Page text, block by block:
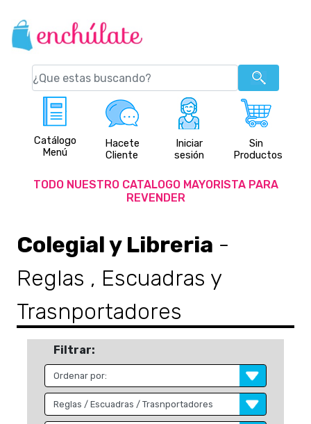
Catálogo
Menú
Hacete
Cliente
Iniciar
sesión
Sin
Productos
TODO NUESTRO CATALOGO MAYORISTA PARA
REVENDER
Colegial y Libreria -
Reglas , Escuadras y
Trasnportadores
Filtrar: